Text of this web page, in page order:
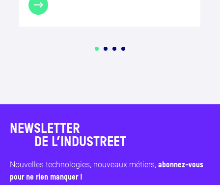
NEWSLETTER
DE L’INDUSTREET
Nouvelles technologies, nouveaux métiers, abonnez-vous
pour ne rien manquer !